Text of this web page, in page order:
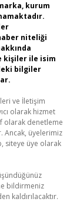
kurum
niteliği
kişiler ile isim
bilgiler
ve İletişim
olarak hizmet
olarak denetleme
Ancak, üyelerimiz
siteye üye olarak
bildirmeniz
kaldırılacaktır.